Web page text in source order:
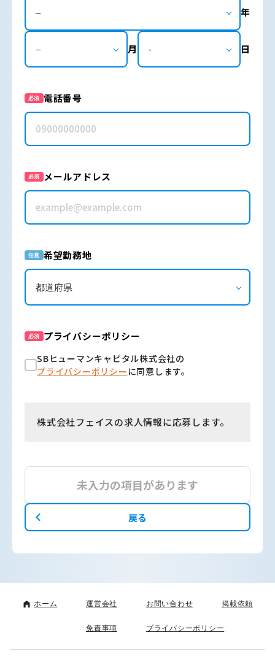
年
月 日
必須 電話番号
必須 メールアドレス
任意 希望勤務地
必須 プライバシーポリシー
SBヒューマンキャピタル株式会社の
プライバシーポリシーに同意します。
株式会社フェイスの求人情報に応募します。
未入力の項目があります
戻る
ホーム 運営会社 お問い合わせ 掲載依頼
免責事項 プライバシーポリシー